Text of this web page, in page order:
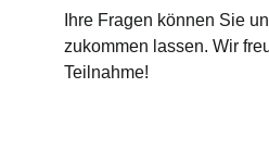
Ihre Fragen können Sie
zukommen lassen. Wir
Teilnahme!